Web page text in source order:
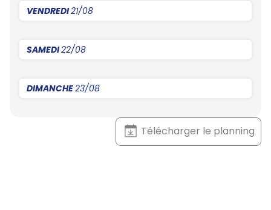
VENDREDI21/08
SAMEDI22/08
DIMANCHE23/08
Télécharger le planning